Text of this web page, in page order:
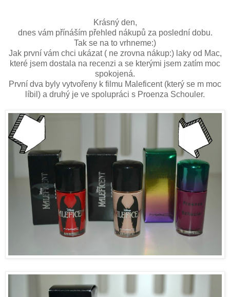
Krásný den,
dnes vám přínáším přehled nákupů za poslední dobu.
Tak se na to vrhneme:)
Jak první vám chci ukázat ( ne zrovna nákup:) laky od Mac,
které jsem dostala na recenzi a se kterými jsem zatím moc
spokojená.
První dva byly vytvořeny k filmu Maleficent (který se m moc
líbil) a druhý je ve spolupráci s Proenza Schouler.